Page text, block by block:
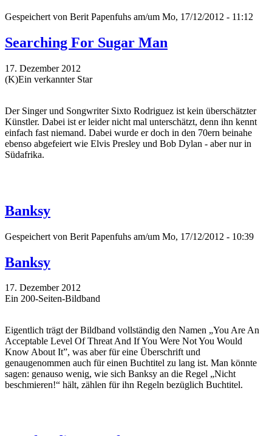
Gespeichert von Berit Papenfuhs am/um Mo, 17/12/2012 - 11:12
Searching For Sugar Man
17. Dezember 2012
(K)Ein verkannter Star
Der Singer und Songwriter Sixto Rodriguez ist kein überschätzter
Künstler. Dabei ist er leider nicht mal unterschätzt, denn ihn kennt
einfach fast niemand. Dabei wurde er doch in den 70ern beinahe
ebenso abgefeiert wie Elvis Presley und Bob Dylan - aber nur in
Südafrika.
Banksy
Gespeichert von Berit Papenfuhs am/um Mo, 17/12/2012 - 10:39
Banksy
17. Dezember 2012
Ein 200-Seiten-Bildband
Eigentlich trägt der Bildband vollständig den Namen „You Are An
Acceptable Level Of Threat And If You Were Not You Would
Know About It”, was aber für eine Überschrift und
genaugenommen auch für einen Buchtitel zu lang ist. Man könnte
sagen: genauso wenig, wie sich Banksy an die Regel „Nicht
beschmieren!“ hält, zählen für ihn Regeln bezüglich Buchtitel.